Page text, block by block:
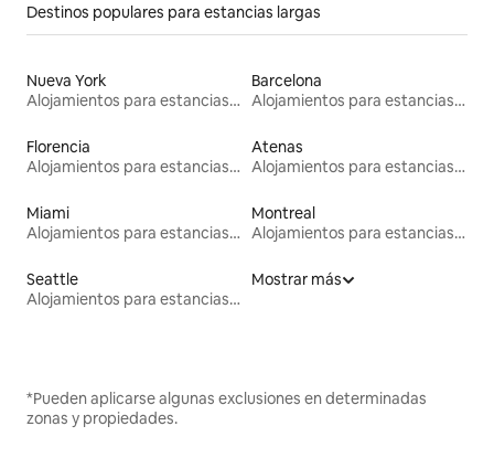
Destinos populares para estancias largas
Nueva York
Alojamientos para estancias largas
Barcelona
Alojamientos para estancias largas
Florencia
Alojamientos para estancias largas
Atenas
Alojamientos para estancias largas
Miami
Alojamientos para estancias largas
Montreal
Alojamientos para estancias largas
Seattle
Alojamientos para estancias largas
Mostrar más
*Pueden aplicarse algunas exclusiones en determinadas
zonas y propiedades.